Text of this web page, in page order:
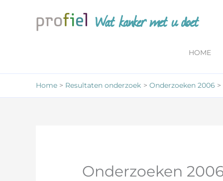
Wat kanker met u doet
HOME
Home Resultaten onderzoek Onderzoeken 2006
Onderzoeken